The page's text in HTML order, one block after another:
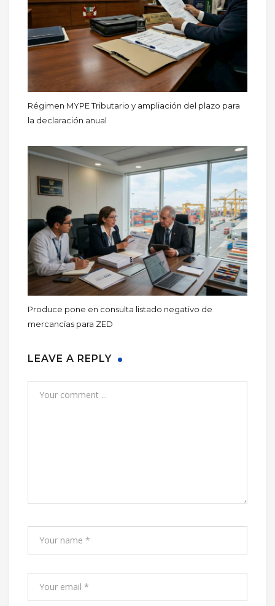
Régimen MYPE Tributario y ampliación del plazo para
la declaración anual
Produce pone en consulta listado negativo de
mercancías para ZED
LEAVE A REPLY